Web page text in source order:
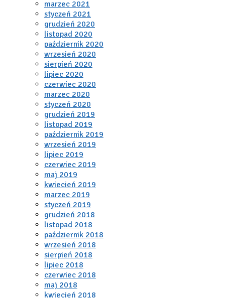
marzec 2021
styczeń 2021
grudzień 2020
listopad 2020
październik 2020
wrzesień 2020
sierpień 2020
lipiec 2020
czerwiec 2020
marzec 2020
styczeń 2020
grudzień 2019
listopad 2019
październik 2019
wrzesień 2019
lipiec 2019
czerwiec 2019
maj 2019
kwiecień 2019
marzec 2019
styczeń 2019
grudzień 2018
listopad 2018
październik 2018
wrzesień 2018
sierpień 2018
lipiec 2018
czerwiec 2018
maj 2018
kwiecień 2018